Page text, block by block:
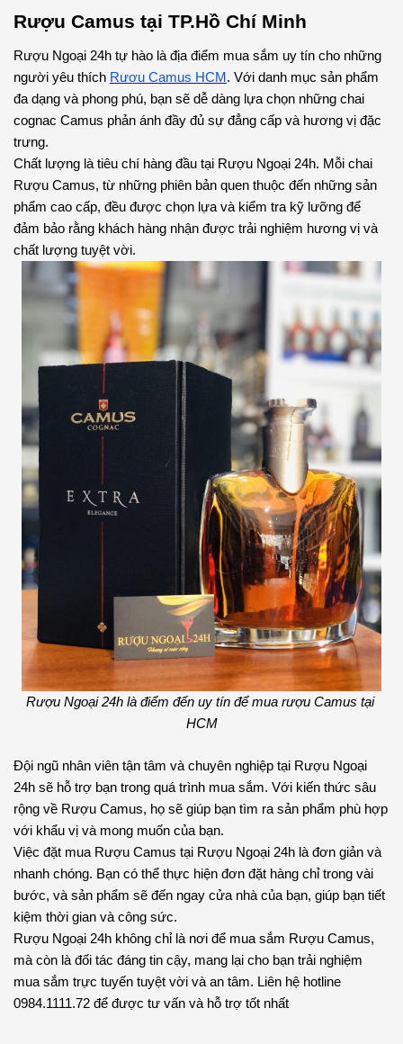
Rượu Camus tại TP.Hồ Chí Minh
Rượu Ngoại 24h tự hào là địa điểm mua sắm uy tín cho những
người yêu thích Rượu Camus HCM . Với danh mục sản phẩm
đa dạng và phong phú, bạn sẽ dễ dàng lựa chọn những chai
cognac Camus phản ánh đầy đủ sự đẳng cấp và hương vị đặc
trưng.
Chất lượng là tiêu chí hàng đầu tại Rượu Ngoại 24h. Mỗi chai
Rượu Camus, từ những phiên bản quen thuộc đến những sản
phẩm cao cấp, đều được chọn lựa và kiểm tra kỹ lưỡng để
đảm bảo rằng khách hàng nhận được trải nghiệm hương vị và
chất lượng tuyệt vời.
Rượu Ngoại 24h là điểm đến uy tín để mua rượu Camus tại
HCM
Đội ngũ nhân viên tận tâm và chuyên nghiệp tại Rượu Ngoại
24h sẽ hỗ trợ bạn trong quá trình mua sắm. Với kiến thức sâu
rộng về Rượu Camus, họ sẽ giúp bạn tìm ra sản phẩm phù hợp
với khẩu vị và mong muốn của bạn.
Việc đặt mua Rượu Camus tại Rượu Ngoại 24h là đơn giản và
nhanh chóng. Bạn có thể thực hiện đơn đặt hàng chỉ trong vài
bước, và sản phẩm sẽ đến ngay cửa nhà của bạn, giúp bạn tiết
kiệm thời gian và công sức.
Rượu Ngoại 24h không chỉ là nơi để mua sắm Rượu Camus,
mà còn là đối tác đáng tin cậy, mang lại cho bạn trải nghiệm
mua sắm trực tuyến tuyệt vời và an tâm. Liên hệ hotline
0984.1111.72 để được tư vấn và hỗ trợ tốt nhất